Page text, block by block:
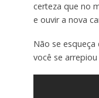
certeza que no
e ouvir a nova
Não se
você se